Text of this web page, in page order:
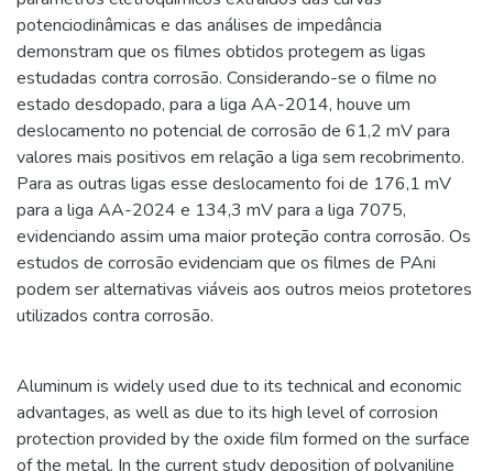
potenciodinâmicas e das análises de impedância
demonstram que os filmes obtidos protegem as ligas
estudadas contra corrosão. Considerando-se o filme no
estado desdopado, para a liga AA-2014, houve um
deslocamento no potencial de corrosão de 61,2 mV para
valores mais positivos em relação a liga sem recobrimento.
Para as outras ligas esse deslocamento foi de 176,1 mV
para a liga AA-2024 e 134,3 mV para a liga 7075,
evidenciando assim uma maior proteção contra corrosão. Os
estudos de corrosão evidenciam que os filmes de PAni
podem ser alternativas viáveis aos outros meios protetores
utilizados contra corrosão.
Aluminum is widely used due to its technical and economic
advantages, as well as due to its high level of corrosion
protection provided by the oxide film formed on the surface
of the metal. In the current study deposition of polyaniline